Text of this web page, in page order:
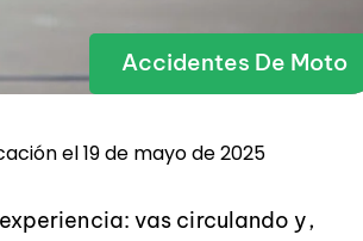
Accidentes De Moto
el 19 de mayo de 2025
vas circulando y,